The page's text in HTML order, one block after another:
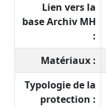
Lien vers la
base Archiv MH
:
Matériaux :
Typologie de la
protection :